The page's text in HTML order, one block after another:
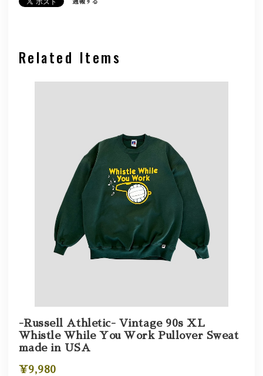
通報する
Related Items
-Russell Athletic- Vintage 90s XL
Whistle While You Work Pullover Sweat
made in USA
¥9,980